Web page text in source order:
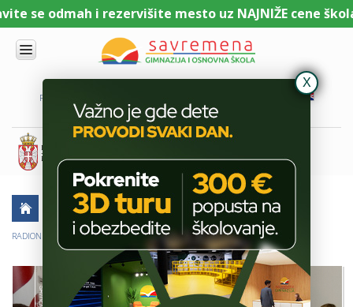
se odmah i rezervišite mesto uz NAJNIŽE cene
PORTAL ZA UČENIKE
NAMA
KOMBINOVANI
PROGRAM
NACIONALNI
PROGRAM
PROGRAM
SAVREMENO
OBRAZOVANJE
VESTI
AKTUELNO ŠKOLSKE PRIČE
RADIONICA: FILM KAO ALAT ZA PREPOZNAVANJE EMOCIJA